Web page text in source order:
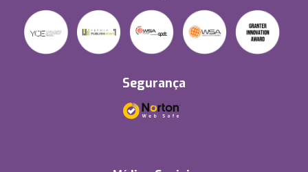
Segurança